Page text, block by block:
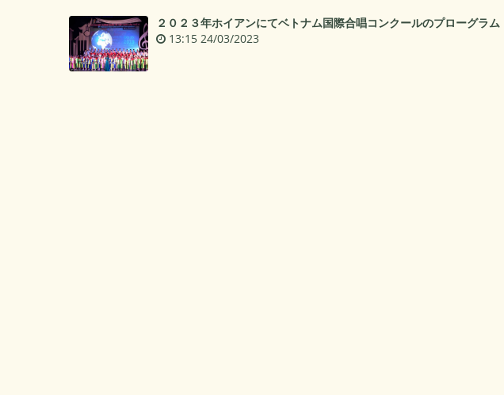
２０２３年ホイアンにてベトナム国際合唱コンクールのプローグラム
13:15 24/03/2023